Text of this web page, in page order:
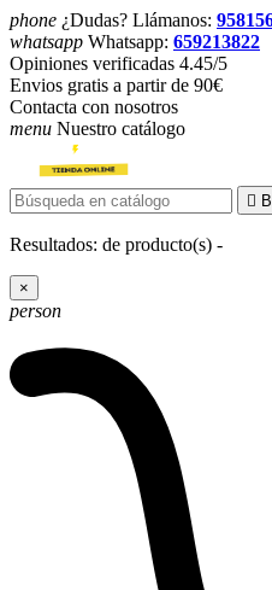
phone ¿Dudas? Llámanos:
whatsapp Whatsapp: 659213822
Opiniones verificadas 4.45/5
Envios gratis a partir de 90€
Contacta con nosotros
menu Nuestro catálogo

Resultados: de producto(s) -
×
person